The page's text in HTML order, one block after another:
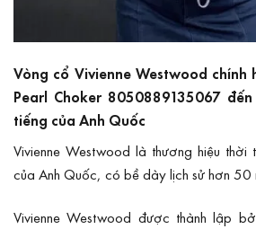
Vòng cổ Vivienne Westwood chính
Pearl Choker 8050889135067
tiếng của Anh Quốc
Vivienne Westwood là thương hiệu
của Anh Quốc, có bề dày lịch sử hơn 50
Vivienne Westwood được thành lập